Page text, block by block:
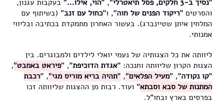
"נסיך ב-3 חלקים, פסל תיאטרלי ", "הוי, אילו..." בעקבות עגנון,
והסרטים "ריקוד הפנים של חוה", ו"כחול עם זנב" (בשיתוף עם
המלחין איתן שטיינברג). בעשור האחרון מתמקדת בכתיבה ובליווי
אמנותי.
ליוותה את כל הצגותיה של נעמי יואלי לילדים ולמבוגרים. בין
הצגות הקרון שליוותה וחנכה: "אגדת הדוכיפת", "פיראט באמבט"
,
"קו נקודה", "מעיל הפלאים"
,
"תהיה בריא מוריס מגי"
, "רכבת
המתנות של סבא וסבתא" ועוד. רבות מן ההצגות שליוותה זכו
בפרסים בארץ ובחו"ל.